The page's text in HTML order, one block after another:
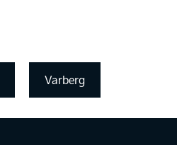
Varberg